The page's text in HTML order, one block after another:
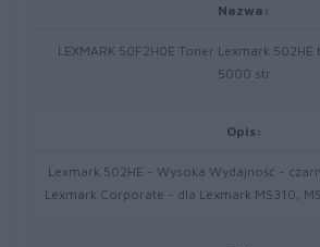
Nazwa:
LEXMARK 50F2H0E Toner Lexmark
5000 str
Opis:
Lexmark 502HE - Wysoka Wydajność -
Lexmark Corporate - dla Lexmark MS310,